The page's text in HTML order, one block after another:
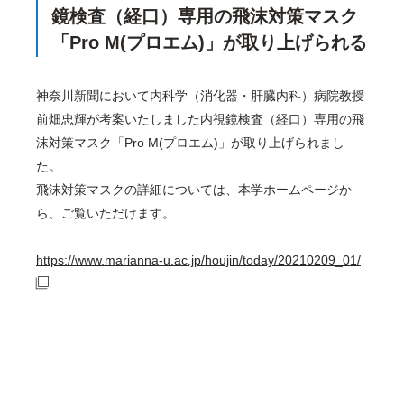
鏡検査（経口）専用の飛沫対策マスク
「Pro M(プロエム)」が取り上げられる
神奈川新聞において内科学（消化器・肝臓内科）病院教授
前畑忠輝が考案いたしました内視鏡検査（経口）専用の飛
沫対策マスク「Pro M(プロエム)」が取り上げられまし
た。
飛沫対策マスクの詳細については、本学ホームページか
ら、ご覧いただけます。
https://www.marianna-u.ac.jp/houjin/today/20210209_01/